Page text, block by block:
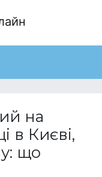
на
в Києві,
що